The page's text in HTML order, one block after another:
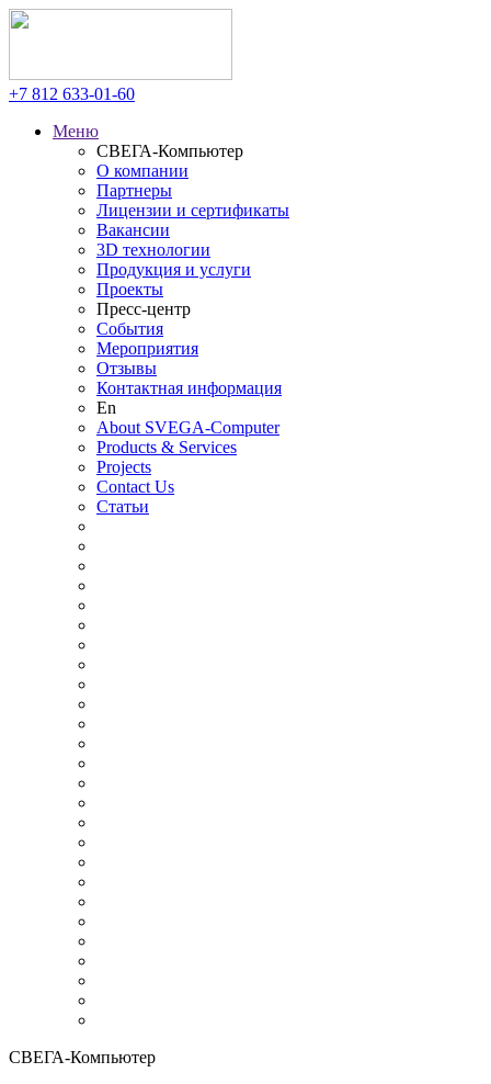
+7 812 633-01-60
Меню
СВЕГА-Компьютер
О компании
Партнеры
Лицензии и сертификаты
Вакансии
3D технологии
Продукция и услуги
Проекты
Пресс-центр
События
Мероприятия
Отзывы
Контактная информация
En
About SVEGA-Computer
Products & Services
Projects
Contact Us
Статьи
СВЕГА-Компьютер